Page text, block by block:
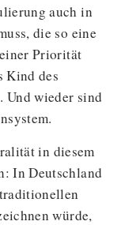
auch in
die so eine
Priorität
Kind des
Und wieder sind
in diesem
In Deutschland
würde,